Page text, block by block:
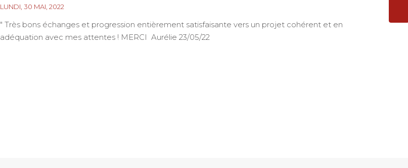
LUNDI, 30 MAI, 2022
" Très bons échanges et progression entièrement satisfaisante vers un projet cohérent et en
adéquation avec mes attentes ! MERCI Aurélie 23/05/22